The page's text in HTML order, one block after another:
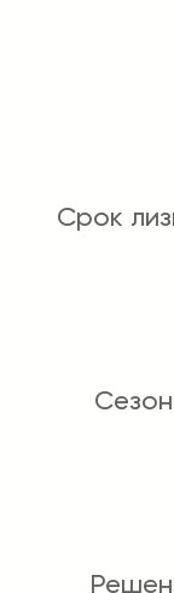
Срок